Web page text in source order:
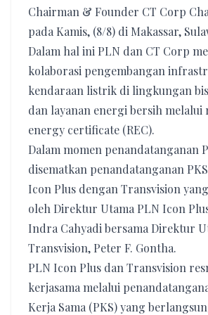
Chairman & Founder CT Corp
pada Kamis, (8/8) di Makassar,
Dalam hal ini PLN dan CT Corp
kolaborasi pengembangan
kendaraan listrik di lingkungan
dan layanan energi bersih melalui
energy certificate (REC).
Dalam momen penandatanganan
disematkan penandatanganan
Icon Plus dengan Transvision
oleh Direktur Utama PLN Icon
Indra Cahyadi bersama Direktur
Transvision, Peter F. Gontha.
PLN Icon Plus dan Transvision
kerjasama melalui
Kerja Sama (PKS) yang